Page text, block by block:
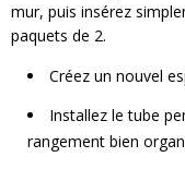
mur, puis insérez
paquets de 2.
Créez un nouvel
Installez le tube
rangement bien